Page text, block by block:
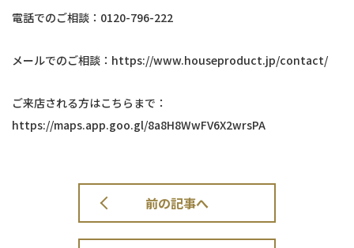
電話でのご相談：0120-796-222
メールでのご相談：https://www.houseproduct.jp/contact/
ご来店される方はこちらまで：
https://maps.app.goo.gl/8a8H8WwFV6X2wrsPA
前の記事へ